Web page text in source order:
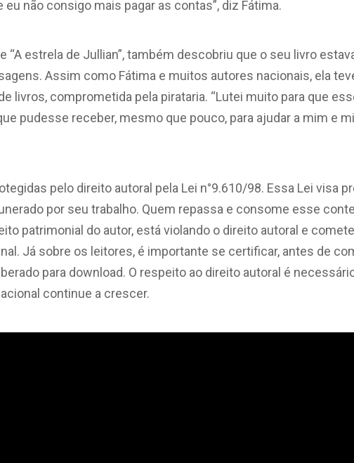
eu não consigo mais pagar as contas”, diz Fátima.
“A estrela de Jullian”, também descobriu que o seu livro
Assim como Fátima e muitos autores nacionais, ela
livros, comprometida pela pirataria. “Lutei muito para que
pudesse receber, mesmo que pouco, para ajudar a mim e
pelo direito autoral pela Lei n°9.610/98. Essa Lei visa
por seu trabalho. Quem repassa e consome esse
patrimonial do autor, está violando o direito autoral e
Já sobre os leitores, é importante se certificar, antes de
para download. O respeito ao direito autoral é
continue a crescer.